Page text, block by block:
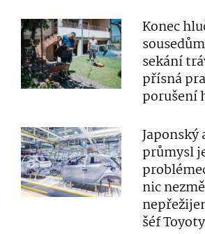
Konec
sekání
přísná
porušení
průmysl
nic
šéf Toyoty